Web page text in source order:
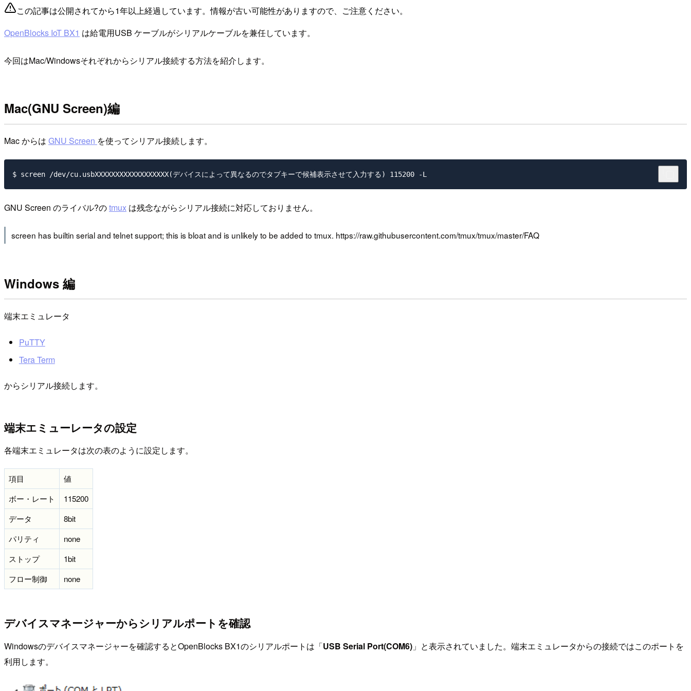
この記事は公開されてから1年以上経過しています。情報が古い可能性がありますので、ご注意ください。
OpenBlocks IoT BX1 は給電用USB ケーブルがシリアルケーブルを兼任しています。
今回はMac/Windowsそれぞれからシリアル接続する方法を紹介します。
Mac(GNU Screen)編
Mac からは GNU Screen を使ってシリアル接続します。
GNU Screen のライバル?のtmux は残念ながらシリアル接続に対応しておりません。
screen has builtin serial and telnet support; this is bloat and is unlikely to be added to tmux. https://raw.githubusercontent.com/tmux/tmux/master/FAQ
Windows 編
端末エミュレータ
PuTTY
Tera Term
からシリアル接続します。
端末エミューレータの設定
各端末エミュレータは次の表のように設定します。
項目
値
ボー・レート
115200
データ
8bit
パリティ
none
ストップ
1bit
フロー制御
none
デバイスマネージャーからシリアルポートを確認
Windowsのデバイスマネージャーを確認するとOpenBlocks BX1のシリアルポートは「USB Serial Port(COM6) 」と表示されていました。端末エミュレータからの接続ではこのポートを
利用します。